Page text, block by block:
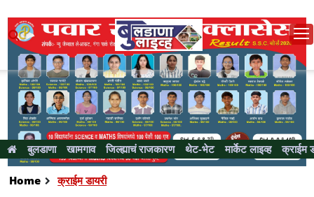
बुलडाणा खामगाव जिल्ह्याचं राजकारण थेट-भेट मार्केट लाइव्ह क्राईम
Home क्राईम डायरी